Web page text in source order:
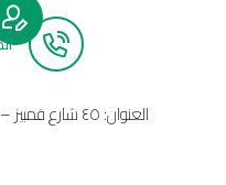
العنوان: ٤٥ شارع قمبيز – الدقي – امام بوابة ١٠ نادي الصيد